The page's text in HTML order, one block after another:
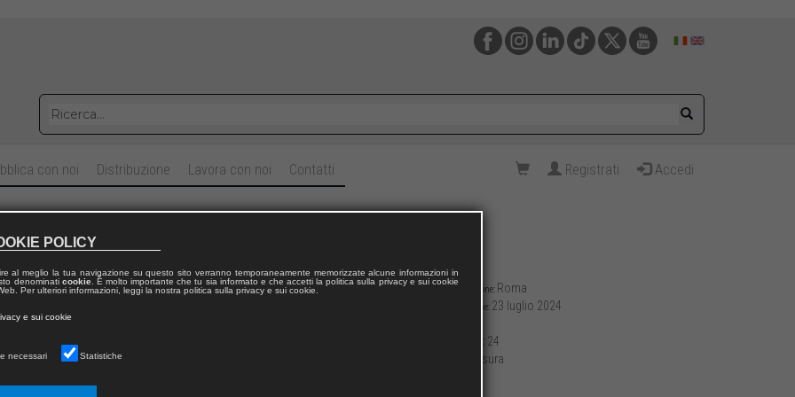
con noi Distribuzione Lavora con noi Contatti Registrati Accedi
alla psicopatologia delle dipendenze affettive
MEROLA SANSEVERINO Luogo di pubblicazione: Roma
Data di pubblicazione: 23 luglio 2024
17 x 24
brossura
POLICY
al meglio la tua navigazione su questo sito verranno temporaneamente memorizzate alcune informazioni in
denominati cookie. È molto importante che tu sia informato e che accetti la politica sulla privacy e sui cookie
Per ulteriori informazioni, leggi la nostra politica sulla privacy e sui cookie.
e sui cookie
necessari Statistiche